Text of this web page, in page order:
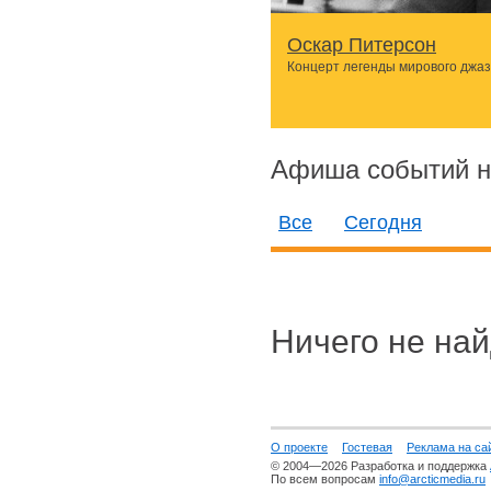
Оскар Питерсон
Концерт легенды мирового
Афиша событий
Все Сегодня
Ничего не
О проекте Гостевая
Реклама на
© 2004—2026 Разработка и поддержка
По всем вопросам info@arcticmedia.ru